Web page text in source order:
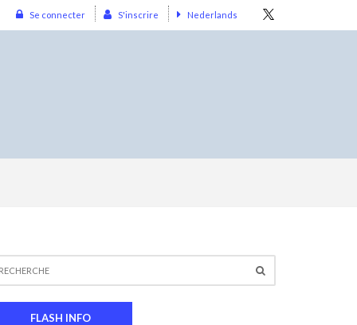
Se connecter S'inscrire Nederlands
FLASH INFO